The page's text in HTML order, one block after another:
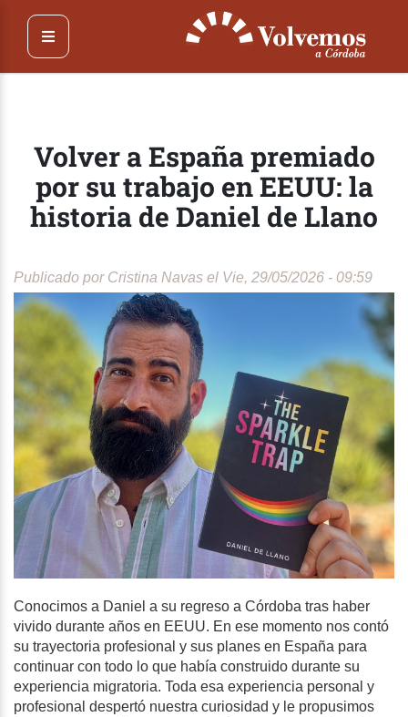
contenido
principal
Volver a España premiado
por su trabajo en EEUU: la
historia de Daniel de Llano
Publicado por Cristina Navas el Vie, 29/05/2026 - 09:59
Conocimos a Daniel a su regreso a Córdoba tras haber
vivido durante años en EEUU. En ese momento nos contó
su trayectoria profesional y sus planes en España para
continuar con todo lo que había construido durante su
experiencia migratoria. Toda esa experiencia personal y
profesional despertó nuestra curiosidad y le propusimos